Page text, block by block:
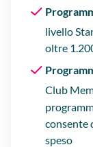
livello
oltre
Club
consente
speso